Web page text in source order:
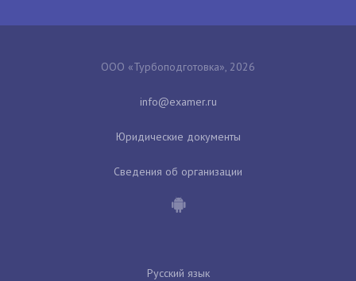
ООО «Турбоподготовка», 2026
Юридические документы
Сведения об организации
Русский язык